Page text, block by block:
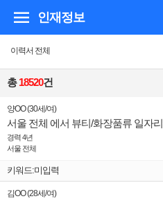
인재정보
이력서 전체
총18520건
양OO(30세 /여)
경력 4년
서울 전체
키워드:미입력
김OO(28세 /여)